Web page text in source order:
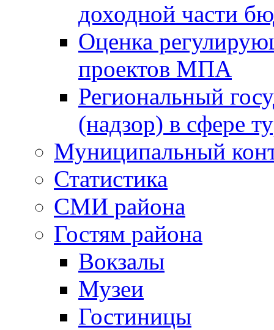
доходной части
Оценка
проектов МПА
Региональный
(надзор) в сфере
Муниципальный
Статистика
СМИ района
Гостям района
Вокзалы
Музеи
Гостиницы